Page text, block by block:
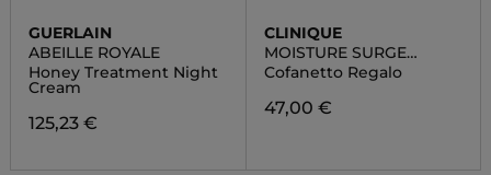
GUERLAIN
ABEILLE ROYALE
Honey Treatment Night
Cream
125,23 €
CLINIQUE
MOISTURE SURGE
ROUTINE-SET
Cofanetto Regalo
47,00 €